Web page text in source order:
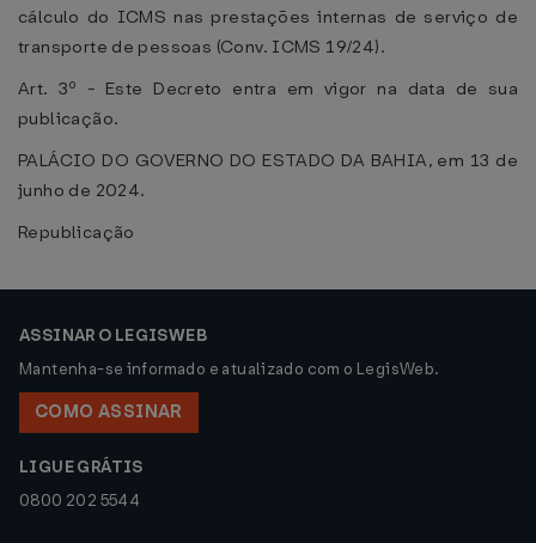
cálculo do ICMS nas prestações internas de serviço de
transporte de pessoas (Conv. ICMS 19/24).
Art. 3º - Este Decreto entra em vigor na data de sua
publicação.
PALÁCIO DO GOVERNO DO ESTADO DA BAHIA, em 13 de
junho de 2024.
Republicação
ASSINAR O LEGISWEB
Mantenha-se informado e atualizado com o LegisWeb.
COMO ASSINAR
LIGUE GRÁTIS
0800 202 5544